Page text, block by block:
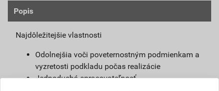
Popis
Najdôležitejšie vlastnosti
Odolnejšia voči poveternostným podmienkam a
vyzretosti podkladu počas realizácie
Jednoduchá spracovateľnosť